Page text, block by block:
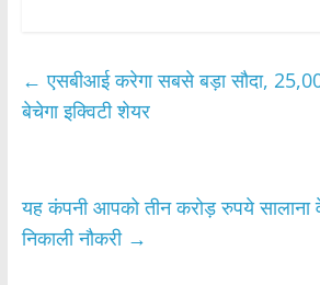
e
b
o
k
er s e
← एसबीआई करेगा सबसे बड़ा सौदा,
बेचेगा इक्विटी शेयर
यह कंपनी आपको तीन करोड़ रुपये
निकाली नौकरी →